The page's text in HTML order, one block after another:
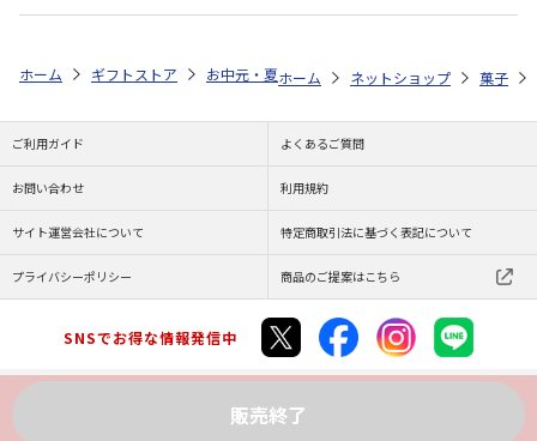
販売終了
ホーム ギフトストア お中元・夏ギフト特集 2026 ゆうゆうギフト
ホーム ネットショップ 菓子
ご利用ガイド よくあるご質問
お問い合わせ 利用規約
サイト運営会社について 特定商取引法に基づく表記について
プライバシーポリシー 商品のご提案はこちら
SNSでお得な情報発信中